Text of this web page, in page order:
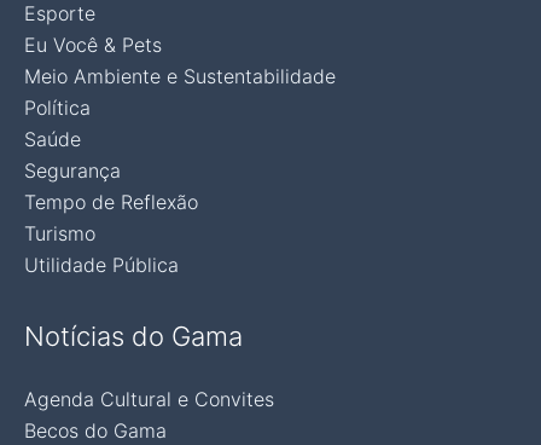
Esporte
Eu Você & Pets
Meio Ambiente e Sustentabilidade
Política
Saúde
Segurança
Tempo de Reflexão
Turismo
Utilidade Pública
Notícias do Gama
Agenda Cultural e Convites
Becos do Gama